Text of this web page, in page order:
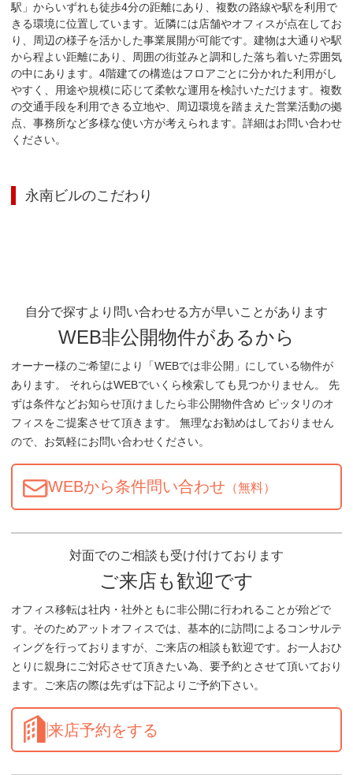
駅」からいずれも徒歩4分の距離にあり、複数の路線や駅を利用で
きる環境に位置しています。近隣には店舗やオフィスが点在してお
り、周辺の様子を活かした事業展開が可能です。建物は大通りや駅
から程よい距離にあり、周囲の街並みと調和した落ち着いた雰囲気
の中にあります。4階建ての構造はフロアごとに分かれた利用がし
やすく、用途や規模に応じて柔軟な運用を検討いただけます。複数
の交通手段を利用できる立地や、周辺環境を踏まえた営業活動の拠
点、事務所など多様な使い方が考えられます。詳細はお問い合わせ
ください。
永南ビルのこだわり
自分で探すより問い合わせる方が早いことがあります
WEB非公開物件があるから
オーナー様のご希望により「WEBでは非公開」にしている物件が
あります。 それらはWEBでいくら検索しても見つかりません。 先
ずは条件などお知らせ頂けましたら非公開物件含め ピッタリのオ
フィスをご提案させて頂きます。 無理なお勧めはしておりません
ので、お気軽にお問い合わせください。
WEBから条件問い合わせ （無料）
対面でのご相談も受け付けております
ご来店も歓迎です
オフィス移転は社内・社外ともに非公開に行われることが殆どで
す。そのためアットオフィスでは、基本的に訪問によるコンサルテ
ィングを行っておりますが、ご来店の相談も歓迎です。お一人おひ
とりに親身にご対応させて頂きたい為、要予約とさせて頂いており
ます。ご来店の際は先ずは下記よりご予約下さい。
来店予約をする